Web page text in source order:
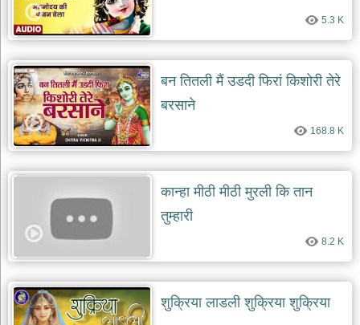
बावा
लाल
दयाल
भजन
bawa
lal
dayal
bhajans
शनि
देव
भजन
आज
का
भजन
of
the
day
5.3 K
बन तितली मैं उडदी फिरां किशोरी तेरे
बरसाने
168.8 K
कान्हा मीठी मीठी मुरली कि तान
तुम्हारी
8.2 K
शुक्रिया लाडली शुक्रिया शुक्रिया